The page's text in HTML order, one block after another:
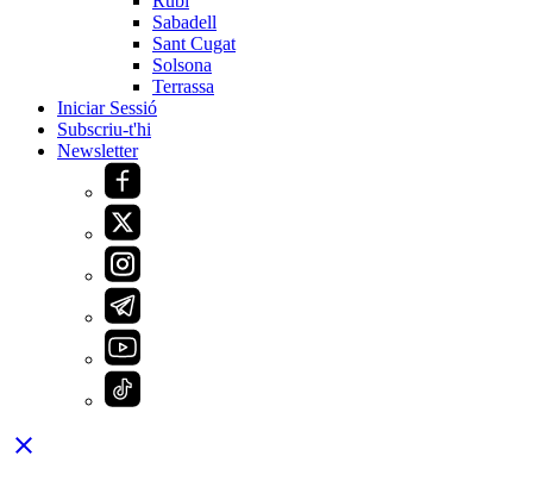
Sabadell
Sant Cugat
Solsona
Terrassa
Iniciar Sessió
Subscriu-t'hi
Newsletter
close